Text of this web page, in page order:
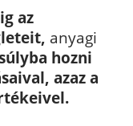
az
anyagi
hozni
azaz a